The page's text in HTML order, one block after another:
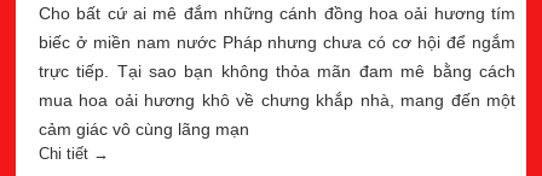
Cho bất cứ ai mê đắm những cánh đồng hoa oải hương tím
biếc ở miền nam nước Pháp nhưng chưa có cơ hội để ngắm
trực tiếp. Tại sao bạn không thỏa mãn đam mê bằng cách
mua hoa oải hương khô về chưng khắp nhà, mang đến một
cảm giác vô cùng lãng mạn
Chi tiết →